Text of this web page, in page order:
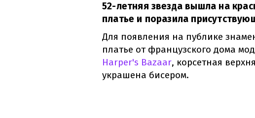
52-летняя звезда вышла на
платье и поразила
Для появления на публике
платье от французского дома
Harper's Bazaar, корсетная
украшена бисером.